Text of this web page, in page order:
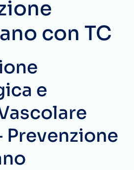
con TC
e
Prevenzione